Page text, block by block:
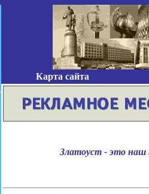
Карта сайта
Златоуст - это наш